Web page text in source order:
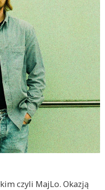
czyli MajLo. Okazją